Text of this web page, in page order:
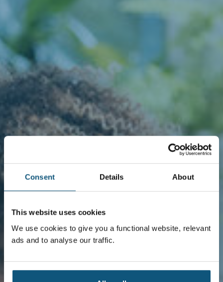
Consent Details About
This website uses cookies
We use cookies to give you a functional website, relevant
ads and to analyse our traffic.